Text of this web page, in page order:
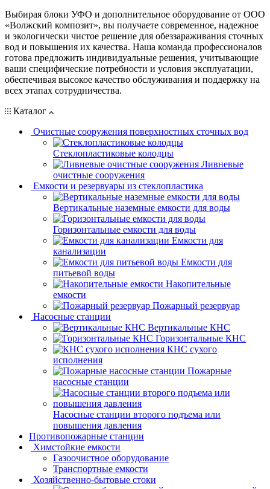
Выбирая блоки УФО и дополнительное оборудование от ООО
«Волжский композит», вы получаете современное, надежное
и экологически чистое решение для обеззараживания сточных
вод и повышения их качества. Наша команда профессионалов
готова предложить индивидуальные решения, учитывающие
ваши специфические потребности и условия эксплуатации,
обеспечивая высокое качество обслуживания и поддержку на
всех этапах сотрудничества.
Каталог
Очистные сооружения поверхностных сточных вод
Стеклопластиковые колодцы
Ливневые
очистные сооружения
Емкости и резервуары из стеклопластика
Вертикальные наземные емкости для воды
Горизонтальные емкости для воды
Емкости для
канализации
Емкости для
питьевой воды
Накопительные
емкости
Пожарный резервуар
Насосные станции
Вертикальные КНС
Горизонтальные КНС
КНС сухого
исполнения
Пожарные
насосные станции
Насосные cтанции второго подъема или
повышения давления
Противопожарные станции
Химстойкие емкости
Газоочистное оборудование
Транспортные емкости
Хозяйственно-бытовые стоки